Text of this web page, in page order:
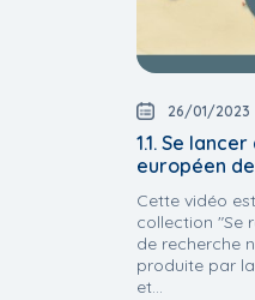
26/01/2023
1.1. Se
européen
Cette vidéo
collection "Se
de recherche
produite par
et...